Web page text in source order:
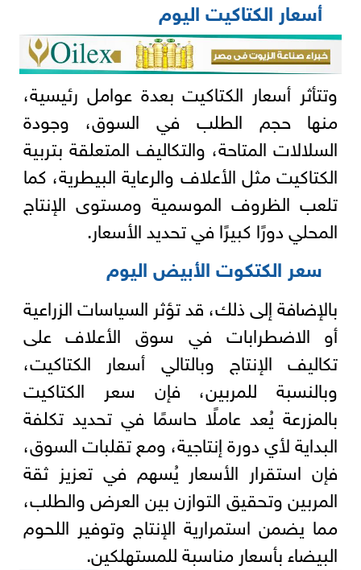
أسعار الكتاكيت اليوم
وتتأثر أسعار الكتاكيت بعدة عوامل رئيسية،
منها حجم الطلب في السوق، وجودة
السلالات المتاحة، والتكاليف المتعلقة بتربية
الكتاكيت مثل الأعلاف والرعاية البيطرية، كما
تلعب الظروف الموسمية ومستوى الإنتاج
المحلي دورًا كبيرًا في تحديد الأسعار.
سعر الكتكوت الأبيض اليوم
بالإضافة إلى ذلك، قد تؤثر السياسات الزراعية
أو الاضطرابات في سوق الأعلاف على
تكاليف الإنتاج وبالتالي أسعار الكتاكيت،
وبالنسبة للمربين، فإن سعر الكتاكيت
بالمزرعة يُعد عاملًا حاسمًا في تحديد تكلفة
البداية لأي دورة إنتاجية، ومع تقلبات السوق،
فإن استقرار الأسعار يُسهم في تعزيز ثقة
المربين وتحقيق التوازن بين العرض والطلب،
مما يضمن استمرارية الإنتاج وتوفير اللحوم
البيضاء بأسعار مناسبة للمستهلكين.